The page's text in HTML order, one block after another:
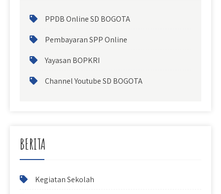
PPDB Online SD BOGOTA
Pembayaran SPP Online
Yayasan BOPKRI
Channel Youtube SD BOGOTA
BERITA
Kegiatan Sekolah